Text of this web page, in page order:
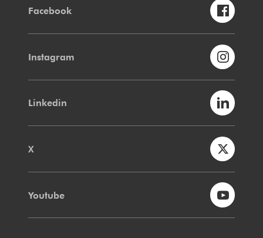
Facebook
Instagram
Linkedin
X
Youtube